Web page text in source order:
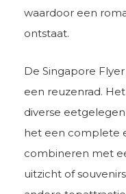
waardoor een
ontstaat.
De Singapore
een reuzenrad.
diverse
het een complete
combineren met
uitzicht of